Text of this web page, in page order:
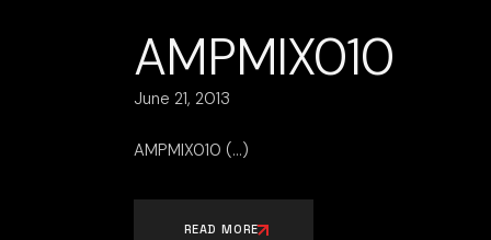
AMPMIX010
June 21, 2013
AMPMIX010
READ MORE